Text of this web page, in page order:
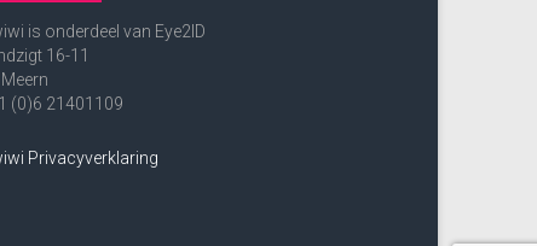
is onderdeel van Eye2ID
16-11
Meern
(0)6 21401109
Privacyverklaring